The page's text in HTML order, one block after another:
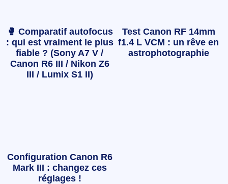
🥊 Comparatif autofocus
: qui est vraiment le plus
fiable ? (Sony A7 V /
Canon R6 III / Nikon Z6
III / Lumix S1 II)
Test Canon RF 14mm
f1.4 L VCM : un rêve en
astrophotographie
Configuration Canon R6
Mark III : changez ces
réglages !